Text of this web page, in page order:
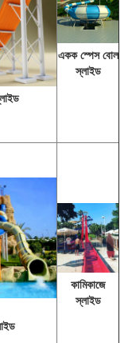
একক স্পেস বোল
স্লাইড
কামিকাজে
স্লাইড